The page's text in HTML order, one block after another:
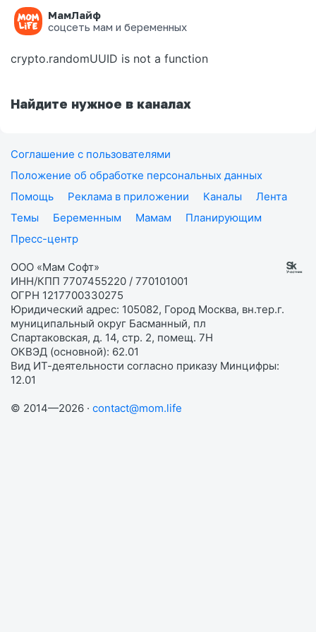
МамЛайф
соцсеть мам и беременных
Ошибка на странице
crypto.randomUUID is not a function
Найдите нужное в каналах
Соглашение с пользователями
Положение об обработке персональных данных
Помощь
Реклама в приложении Каналы
Лента
Темы
Беременным Мамам
Планирующим
Пресс-центр
ООО «Мам Софт»
ИНН/КПП 7707455220 / 770101001
ОГРН 1217700330275
Юридический адрес: 105082, Город Москва, вн.тер.г.
муниципальный округ Басманный, пл
Спартаковская, д. 14, стр. 2, помещ. 7Н
ОКВЭД (основной): 62.01
Вид ИТ-деятельности согласно приказу Минцифры:
12.01
© 2014—2026 · contact@mom.life